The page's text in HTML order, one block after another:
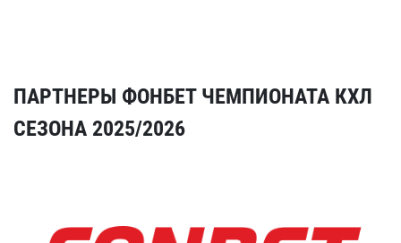
ПАРТНЕРЫ ФОНБЕТ ЧЕМПИОНАТА КХЛ
СЕЗОНА 2025/2026